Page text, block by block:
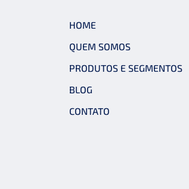
HOME
QUEM SOMOS
PRODUTOS E SEGMENTOS
BLOG
CONTATO